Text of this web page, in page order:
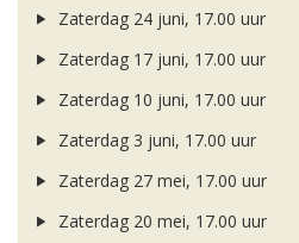
Zaterdag 24 juni, 17.00 uur
Zaterdag 17 juni, 17.00 uur
Zaterdag 10 juni, 17.00 uur
Zaterdag 3 juni, 17.00 uur
Zaterdag 27 mei, 17.00 uur
Zaterdag 20 mei, 17.00 uur